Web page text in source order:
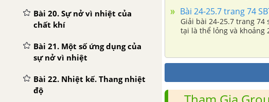
Bài 20. Sự nở vì nhiệt của
chất khí
Bài 21. Một số ứng dụng của
sự nở vì nhiệt
Bài 22. Nhiệt kế. Thang nhiệt
độ
Bài 24-25.7 trang 74
Giải bài 24-25.7 trang
tại là thể lỏng và khoảng